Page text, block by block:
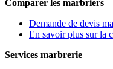
Comparer les marbriers
Demande de devis
En savoir plus sur la
Services marbrerie